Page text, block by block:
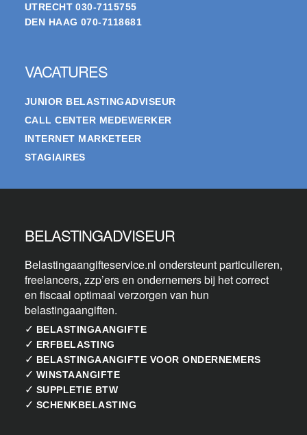
UTRECHT 030-7115755
DEN HAAG 070-7118681
VACATURES
JUNIOR BELASTINGADVISEUR
CALL CENTER MEDEWERKER
INTERNET MARKETEER
STAGIAIRES
BELASTINGADVISEUR
Belastingaangifteservice.nl ondersteunt particulieren,
freelancers, zzp’ers en ondernemers bij het correct
en fiscaal optimaal verzorgen van hun
belastingaangiften.
✓ BELASTINGAANGIFTE
✓ ERFBELASTING
✓ BELASTINGAANGIFTE VOOR ONDERNEMERS
✓ WINSTAANGIFTE
✓ SUPPLETIE BTW
✓ SCHENKBELASTING